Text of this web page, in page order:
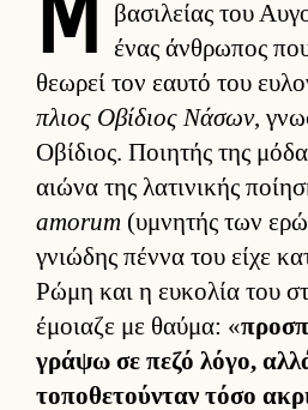
βασιλείας του
ένας άν­θρωπος
θεωρεί τον εαυτό του
πλιος Οβίδιος Νάσων,
Οβίδιος. Ποι­ητής της
αιώνα της λατινικής
amorum (υμνητής των
γνιώδης πέννα του είχε
Ρώμη και η ευ­κολία του
έμοιαζε με θαύ­μα: «
γράψω σε πεζό λόγο,
τοποθετού­νταν τόσο